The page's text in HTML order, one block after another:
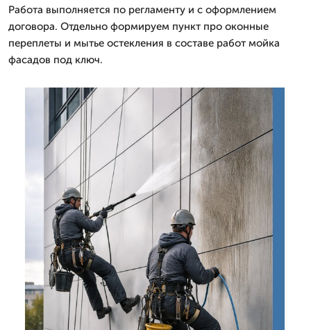
Работа выполняется по регламенту и с оформлением
договора. Отдельно формируем пункт про оконные
переплеты и мытье остекления в составе работ мойка
фасадов под ключ.